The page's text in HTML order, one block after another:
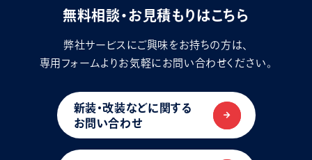
無料相談・お見積もりはこちら
弊社サービスにご興味をお持ちの方は、
専用フォームよりお気軽にお問い合わせください。
新装・改装などに関する
お問い合わせ